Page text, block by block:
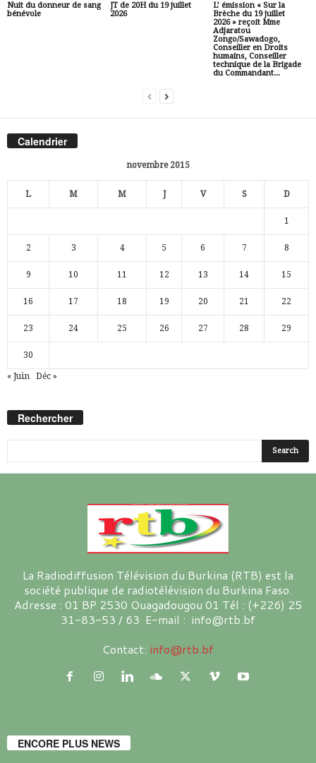
Nuit du donneur de sang
bénévole
JT de 20H du 19 juillet
2026
L’ émission « Sur la
Brèche du 19 juillet
2026 » reçoit Mme
Adjaratou
Zongo/Sawadogo,
Conseiller en Droits
humains, Conseiller
technique de la Brigade
du Commandant...
Calendrier
novembre 2015
L M M J V S D
1
2 3 4 5 6 7 8
9 10 11 12 13 14 15
16 17 18 19 20 21 22
23 24 25 26 27 28 29
30
« Juin Déc »
Rechercher
La Radiodiffusion Télévision du Burkina (RTB) est la
société publique de radiotélévision du Burkina Faso.
Adresse : 01 BP 2530 Ouagadougou 01 Tél : (+226) 25
31-83-53 / 63 E-mail : info@rtb.bf
Contact: info@rtb.bf
ENCORE PLUS NEWS